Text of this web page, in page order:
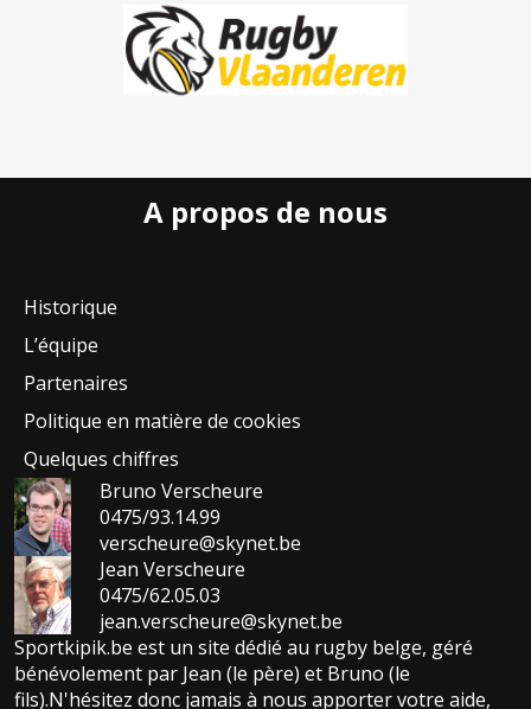
A propos de nous
Historique
L’équipe
Partenaires
Politique en matière de cookies
Quelques chiffres
Bruno Verscheure
0475/93.14.99
verscheure@skynet.be
Jean Verscheure
0475/62.05.03
jean.verscheure@skynet.be
Sportkipik.be est un site dédié au rugby belge, géré
bénévolement par Jean (le père) et Bruno (le
fils).N'hésitez donc jamais à nous apporter votre aide,